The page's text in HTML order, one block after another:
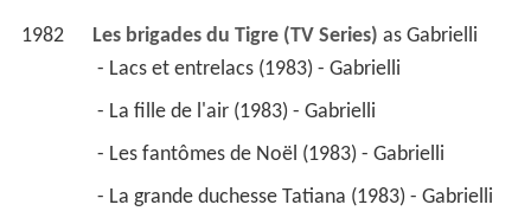
1982 Les brigades du Tigre (TV Series) as Gabrielli
- Lacs et entrelacs (1983) - Gabrielli
- La fille de l'air (1983) - Gabrielli
- Les fantômes de Noël (1983) - Gabrielli
- La grande duchesse Tatiana (1983) - Gabrielli